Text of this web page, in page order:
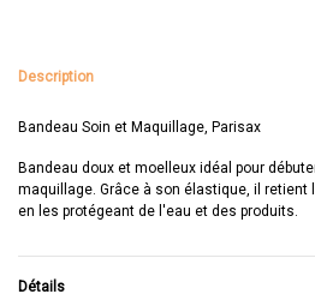
Description
Bandeau Soin et Maquillage, Parisax
Bandeau doux et moelleux idéal pour
maquillage. Grâce à son élastique, il
en les protégeant de l'eau et des produits.
Détails